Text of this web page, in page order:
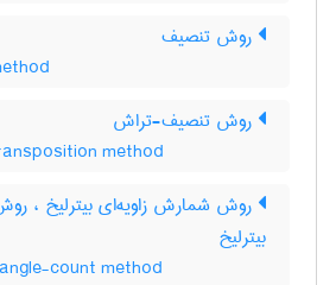
روش تنصیف
روش تنصیف-تراش
method
روش شمارش زاویه‌ای بیترلیخ ،
بیترلیخ
count method